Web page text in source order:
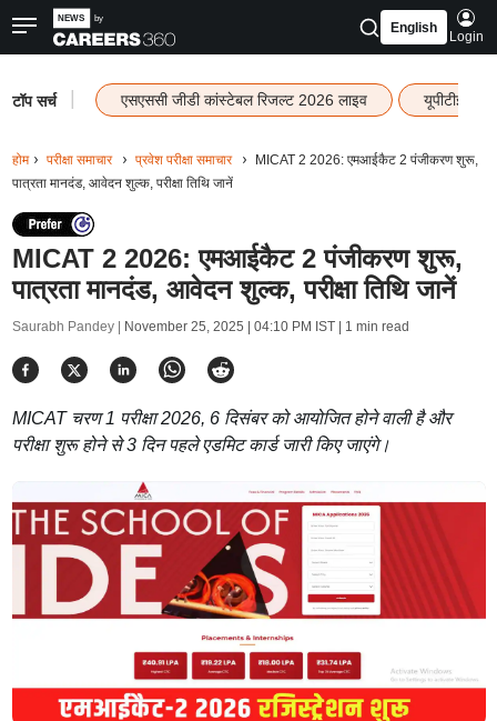
English
Login
टॉप सर्च एसएससी जीडी कांस्टेबल रिजल्ट 2026 लाइव यूपीटीईटी
होम परीक्षा समाचार प्रवेश परीक्षा समाचार
MICAT 2 2026: एमआईकैट 2 पंजीकरण शुरू,
पात्रता मानदंड, आवेदन शुल्क, परीक्षा तिथि जानें
MICAT 2 2026: एमआईकैट 2 पंजीकरण शुरू,
पात्रता मानदंड, आवेदन शुल्क, परीक्षा तिथि जानें
Saurabh Pandey | November 25, 2025 | 04:10 PM IST| 1 min read
MICAT चरण 1 परीक्षा 2026, 6 दिसंबर को आयोजित होने वाली है और
परीक्षा शुरू होने से 3 दिन पहले एडमिट कार्ड जारी किए जाएंगे।